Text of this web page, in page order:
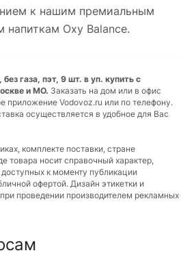
к нашим премиальным
напиткам Oxy Balance.
газа, пэт, 9 шт. в уп. купить с
и МО. Заказать на дом или в офис
приложение Vodovoz.ru или по телефону.
осуществляется в удобное для Вас
комплекте поставки, стране
товара носит справочный характер,
к моменту публикации
офертой. Дизайн этикетки и
проведении производителем рекламных